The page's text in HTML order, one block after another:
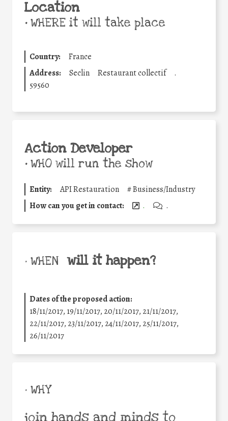
Location
•WHERE it will take place
Country:
France
Address:
Seclin Restaurant collectif
.
59560
Action Developer
•WHO will run the show
Entity: API Restauration #Business/Industry
How can you get in contact:
. .
• WHEN will it happen?
Dates of the proposed action:
18/11/2017, 19/11/2017, 20/11/2017, 21/11/2017,
22/11/2017, 23/11/2017, 24/11/2017, 25/11/2017,
26/11/2017
• WHY
join hands and minds to